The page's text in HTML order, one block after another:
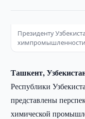
Президенту
химпромышленности
Ташкент,
Республики
представлены
химической